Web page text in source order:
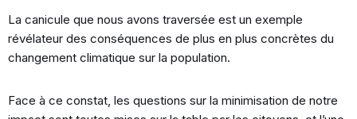
La canicule que nous avons traversée est un exemple
révélateur des conséquences de plus en plus concrètes du
changement climatique sur la population.
Face à ce constat, les questions sur la minimisation de notre